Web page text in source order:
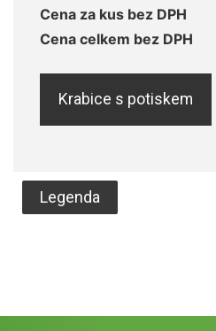
Cena za kus bez DPH
Cena celkem bez DPH
Krabice s potiskem
Legenda